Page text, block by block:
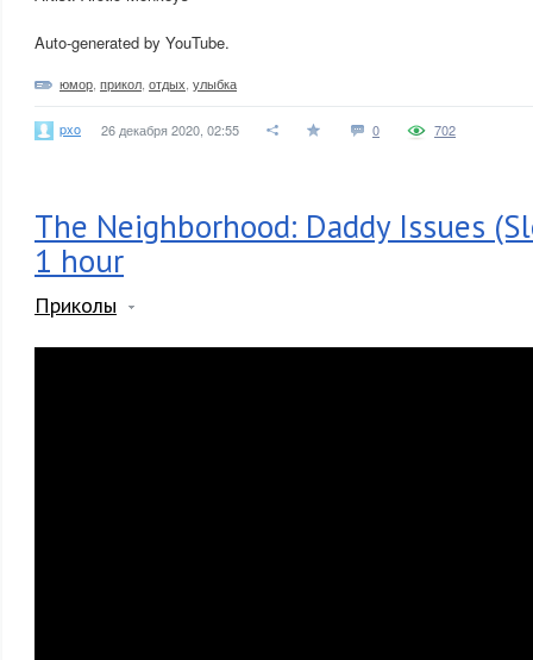
Auto-generated by YouTube.
юмор прикол отдых улыбка
pxo 26 декабря 2020, 02:55 0 702
The Neighborhood: Daddy Issues
1 hour
Приколы